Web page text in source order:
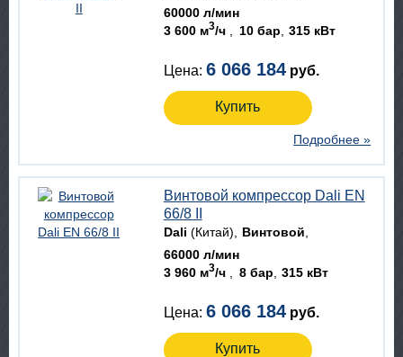
60000 л/мин
3 600 м3/ч 10 бар 315 кВт
Цена: 6 066 184 руб.
Купить
Подробнее »
Винтовой компрессор Dali EN
66/8 II
Dali (Китай)
Винтовой
66000 л/мин
3 960 м3/ч 8 бар 315 кВт
Цена: 6 066 184 руб.
Купить